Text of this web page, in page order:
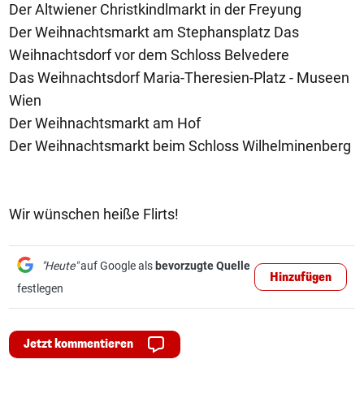
Der Altwiener Christkindlmarkt in der Freyung
Der Weihnachtsmarkt am Stephansplatz Das
Weihnachtsdorf vor dem Schloss Belvedere
Das Weihnachtsdorf Maria-Theresien-Platz - Museen
Wien
Der Weihnachtsmarkt am Hof
Der Weihnachtsmarkt beim Schloss Wilhelminenberg
Wir wünschen heiße Flirts!
"Heute"auf Google als bevorzugte Quelle
festlegen
Hinzufügen
Jetzt kommentieren